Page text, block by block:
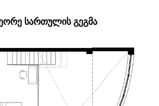
ᲡᲐᲠᲗᲣᲚᲘᲡ ᲒᲔᲒᲛᲐ